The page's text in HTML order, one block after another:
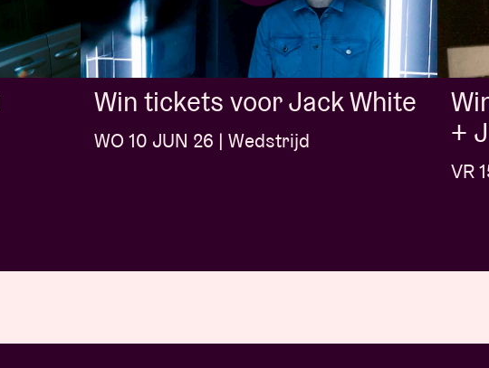
Win tickets voor Jack White
WO 10 JUN 26 | Wedstrijd
+
VR